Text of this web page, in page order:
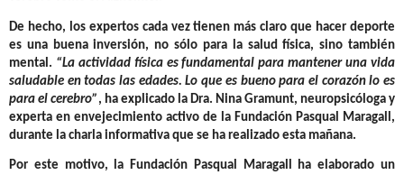
De hecho, los expertos cada vez tienen más claro que hacer deporte
es una buena inversión, no sólo para la salud física, sino también
mental. “La actividad física es fundamental para mantener una vida
saludable en todas las edades. Lo que es bueno para el corazón lo es
para el cerebro” , ha explicado la Dra. Nina Gramunt, neuropsicóloga y
experta en envejecimiento activo de la Fundación Pasqual Maragall,
durante la charla informativa que se ha realizado esta mañana.
Por este motivo, la Fundación Pasqual Maragall ha elaborado un